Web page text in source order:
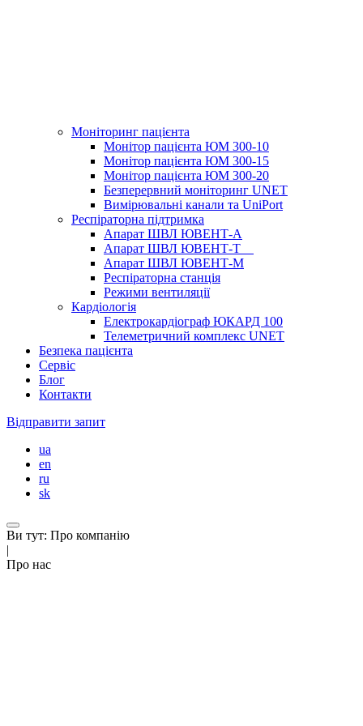
Моніторинг пацієнта
Монітор пацієнта ЮМ 300-10
Монітор пацієнта ЮМ 300-15
Монітор пацієнта ЮМ 300-20
Безперервний моніторинг UNET
Вимірювальні канали та UniPort
Респіраторна підтримка
Апарат ШВЛ ЮВЕНТ-А
Апарат ШВЛ ЮВЕНТ‑Т
Апарат ШВЛ ЮВЕНТ-М
Респіраторна станція
Режими вентиляції
Кардіологія
Електрокардіограф ЮКАРД 100
Телеметричний комплекс UNET
Безпека пацієнта
Сервіс
Блог
Контакти
Відправити запит
ua
en
ru
sk
Ви тут: Про компанію
|
Про нас